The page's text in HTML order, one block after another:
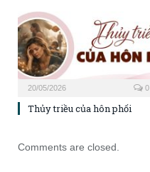
20/05/2026 0
Thủy triều của hôn phối
Comments are closed.